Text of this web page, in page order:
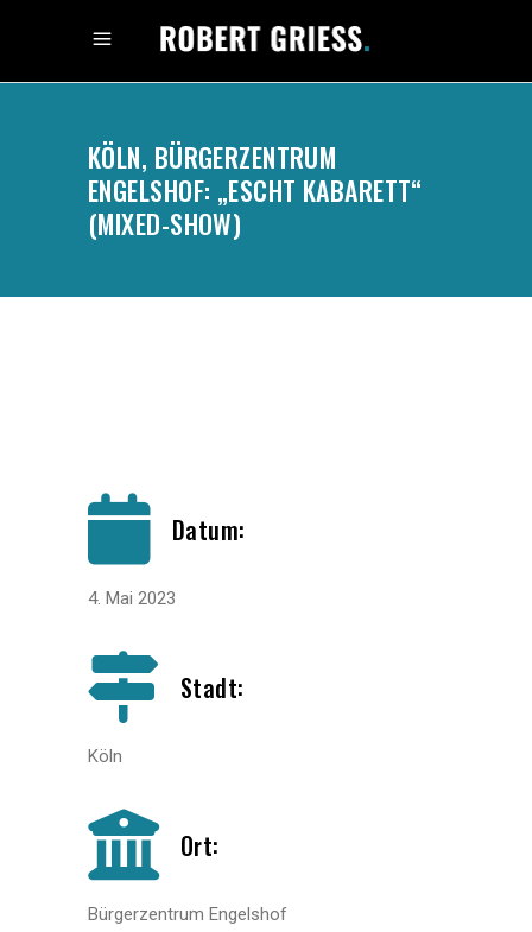
KÖLN, BÜRGERZENTRUM
ENGELSHOF: „ESCHT KABARETT“
(MIXED-SHOW)
Datum:
4. Mai 2023
Stadt:
Köln
Ort:
Bürgerzentrum Engelshof